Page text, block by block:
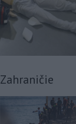
Zahraničie